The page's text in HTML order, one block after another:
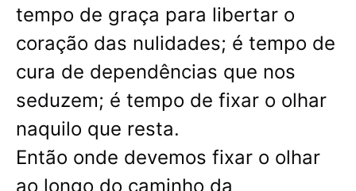
tempo de graça para libertar o
coração das nulidades; é tempo de
cura de dependências que nos
seduzem; é tempo de fixar o olhar
naquilo que resta.
Então onde devemos fixar o olhar
ao longo do caminho da